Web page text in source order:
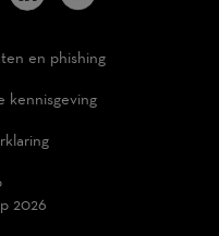
en phishing
kennisgeving
2026